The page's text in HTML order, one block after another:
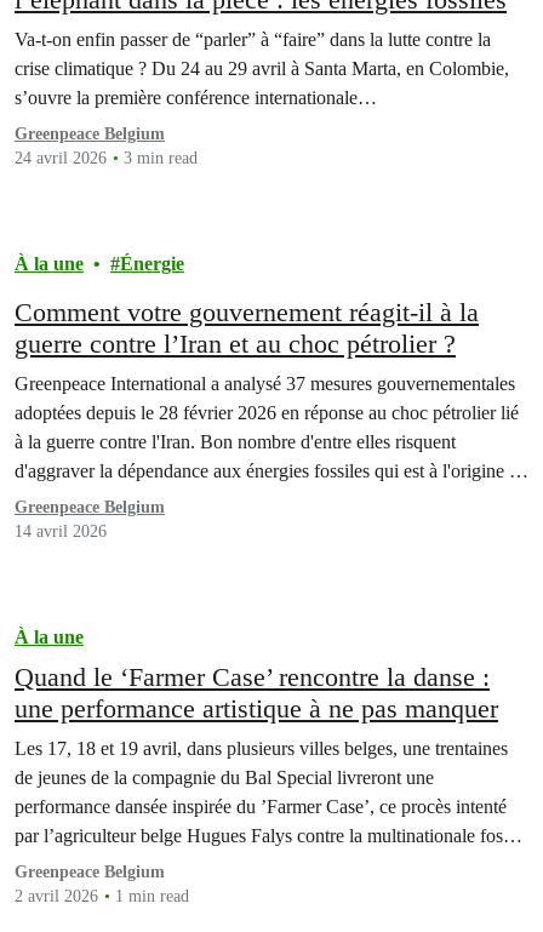
Va-t-on enfin passer de “parler” à “faire” dans la lutte contre la
crise climatique ? Du 24 au 29 avril à Santa Marta, en Colombie,
s’ouvre la première conférence internationale…
Greenpeace Belgium
24 avril 2026
3 min read
À la une Énergie
Comment votre gouvernement réagit-il à la
guerre contre l’Iran et au choc pétrolier ?
Greenpeace International a analysé 37 mesures gouvernementales
adoptées depuis le 28 février 2026 en réponse au choc pétrolier lié
à la guerre contre l'Iran. Bon nombre d'entre elles risquent
d'aggraver la dépendance aux énergies fossiles qui est à l'origine de
la crise.
Greenpeace Belgium
14 avril 2026
À la une
Quand le ‘Farmer Case’ rencontre la danse :
une performance artistique à ne pas manquer
Les 17, 18 et 19 avril, dans plusieurs villes belges, une trentaines
de jeunes de la compagnie du Bal Special livreront une
performance dansée inspirée du ’Farmer Case’, ce procès intenté
par l’agriculteur belge Hugues Falys contre la multinationale fossile
TotalEnergies. Cette ode collective à l’agriculture et à la joie
militante est l'œuvre du chorégraphe…
Greenpeace Belgium
2 avril 2026
1 min read